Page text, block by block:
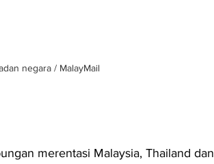
negara / MalayMail
merentasi Malaysia, Thailand dan